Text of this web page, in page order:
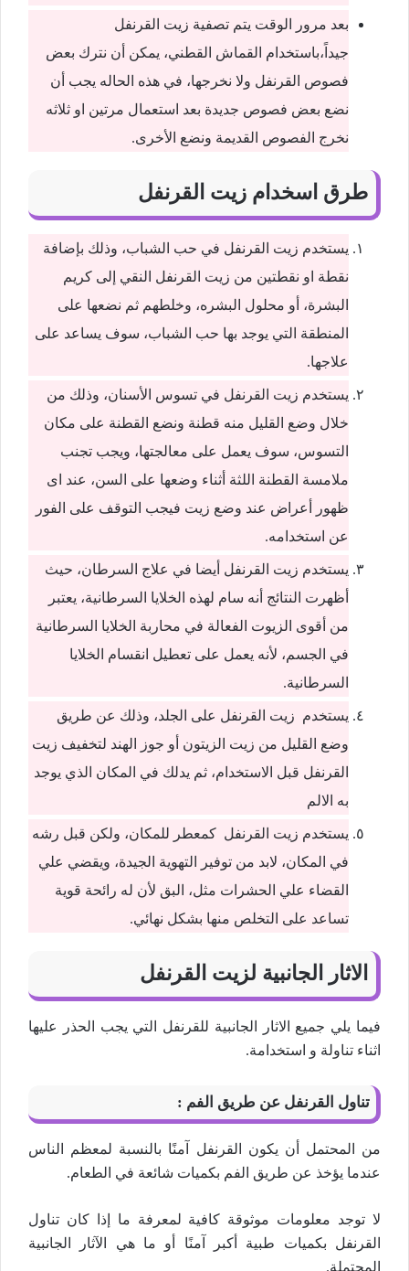
بعد مرور الوقت يتم تصفية زيت القرنفل
جيداً،باستخدام القماش القطني، يمكن أن نترك بعض
فصوص القرنفل ولا نخرجها، في هذه الحاله يجب أن
نضع بعض فصوص جديدة بعد استعمال مرتين او ثلاثه
نخرج الفصوص القديمة ونضع الأخرى.
طرق اسخدام زيت القرنفل
يستخدم زيت القرنفل في حب الشباب، وذلك بإضافة
نقطة او نقطتين من زيت القرنفل النقي إلى كريم
البشرة، أو محلول البشره، وخلطهم ثم نضعها على
المنطقة التي يوجد بها حب الشباب، سوف يساعد على
علاجها.
يستخدم زيت القرنفل في تسوس الأسنان، وذلك من
خلال وضع القليل منه قطنة ونضع القطنة على مكان
التسوس، سوف يعمل على معالجتها، ويجب تجنب
ملامسة القطنة اللثة أثناء وضعها على السن، عند اى
ظهور أعراض عند وضع زيت فيجب التوقف على الفور
عن استخدامه.
يستخدم زيت القرنفل أيضا في علاج السرطان، حيث
أظهرت النتائج أنه سام لهذه الخلايا السرطانية، يعتبر
من أقوى الزيوت الفعالة في محاربة الخلايا السرطانية
في الجسم، لأنه يعمل على تعطيل انقسام الخلايا
السرطانية.
يستخدم زيت القرنفل على الجلد، وذلك عن طريق
وضع القليل من زيت الزيتون أو جوز الهند لتخفيف زيت
القرنفل قبل الاستخدام، ثم يدلك في المكان الذي يوجد
به الالم
يستخدم زيت القرنفل كمعطر للمكان، ولكن قبل رشه
في المكان، لابد من توفير التهوية الجيدة، ويقضي علي
القضاء علي الحشرات مثل، البق لأن له رائحة قوية
تساعد على التخلص منها بشكل نهائي.
الاثار الجانبية لزيت القرنفل
فيما يلي جميع الاثار الجانبية للقرنفل التي يجب الحذر عليها
اثناء تناولة و استخدامة.
تناول القرنفل عن طريق الفم :
من المحتمل أن يكون القرنفل آمنًا بالنسبة لمعظم الناس
عندما يؤخذ عن طريق الفم بكميات شائعة في الطعام.
لا توجد معلومات موثوقة كافية لمعرفة ما إذا كان تناول
القرنفل بكميات طبية أكبر آمنًا أو ما هي الآثار الجانبية
المحتملة.